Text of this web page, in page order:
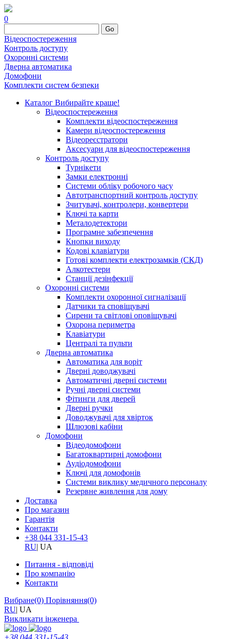
0
Go
Відеоспостереження
Контроль доступу
Охоронні системи
Дверна автоматика
Домофони
Комплекти систем безпеки
Каталог Вибирайте краще!
Відеоспостереження
Комплекти відеоспостереження
Камери відеоспостереження
Відеореєстратори
Аксесуари для відеоспостереження
Контроль доступу
Турнікети
Замки електронні
Системи обліку робочого часу
Автотранспортний контроль доступу
Зчитувачі, контролери, конвертери
Ключі та карти
Металодетектори
Програмне забезпечення
Кнопки виходу
Кодові клавіатури
Готові комплекти електрозамків (СКД)
Алкотестери
Станції дезінфекції
Охоронні системи
Комплекти охоронної сигналізації
Датчики та сповіщувачі
Сирени та світлові оповіщувачі
Охорона периметра
Клавіатури
Централі та пульти
Дверна автоматика
Автоматика для воріт
Дверні доводжувачі
Автоматичні дверні системи
Ручні дверні системи
Фітинги для дверей
Дверні ручки
Доводжувачі для хвірток
Шлюзові кабіни
Домофони
Відеодомофони
Багатоквартирні домофони
Аудіодомофони
Ключі для домофонів
Системи виклику медичного персоналу
Резервне живлення для дому
Доставка
Про магазин
Гарантія
Контакти
+38 044 331-15-43
RU| UA
Питання - відповіді
Про компанію
Контакти
Вибране(0) Порівняння(0)
RU| UA
Викликати інженера
+38 044 331-15-43